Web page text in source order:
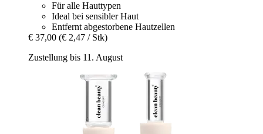
Für alle Hauttypen
Ideal bei sensibler Haut
Entfernt abgestorbene Hautzellen
€ 37,00 (€ 2,47 / Stk)
Zustellung bis 11. August